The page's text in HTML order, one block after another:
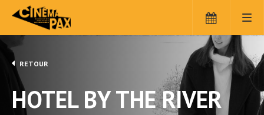
RETOUR
HOTEL BY THE RIVER